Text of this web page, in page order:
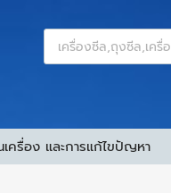
เครื่อง และการแก้ไขปัญหา